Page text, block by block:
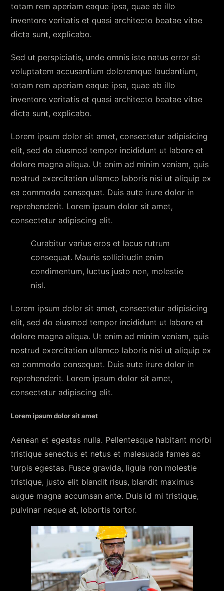
totam rem aperiam eaque ipsa, quae ab illo
inventore veritatis et quasi architecto beatae vitae
dicta sunt, explicabo.
Sed ut perspiciatis, unde omnis iste natus error sit
voluptatem accusantium doloremque laudantium,
totam rem aperiam eaque ipsa, quae ab illo
inventore veritatis et quasi architecto beatae vitae
dicta sunt, explicabo.
Lorem ipsum dolor sit amet, consectetur adipisicing
elit, sed do eiusmod tempor incididunt ut labore et
dolore magna aliqua. Ut enim ad minim veniam, quis
nostrud exercitation ullamco laboris nisi ut aliquip ex
ea commodo consequat. Duis aute irure dolor in
reprehenderit. Lorem ipsum dolor sit amet,
consectetur adipiscing elit.
Curabitur varius eros et lacus rutrum
consequat. Mauris sollicitudin enim
condimentum, luctus justo non, molestie
nisl.
Lorem ipsum dolor sit amet, consectetur adipisicing
elit, sed do eiusmod tempor incididunt ut labore et
dolore magna aliqua. Ut enim ad minim veniam, quis
nostrud exercitation ullamco laboris nisi ut aliquip ex
ea commodo consequat. Duis aute irure dolor in
reprehenderit. Lorem ipsum dolor sit amet,
consectetur adipiscing elit.
Lorem ipsum dolor sit amet
Aenean et egestas nulla. Pellentesque habitant morbi
tristique senectus et netus et malesuada fames ac
turpis egestas. Fusce gravida, ligula non molestie
tristique, justo elit blandit risus, blandit maximus
augue magna accumsan ante. Duis id mi tristique,
pulvinar neque at, lobortis tortor.